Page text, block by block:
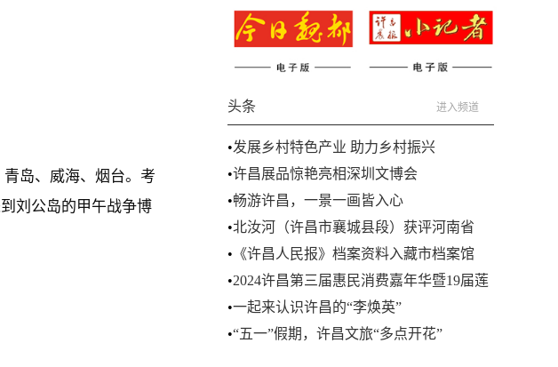
岛、威海、烟台。考
刘公岛的甲午战争博
头条 进入频道
•发展乡村特色产业 助力乡村振兴
•许昌展品惊艳亮相深圳文博会
•畅游许昌，一景一画皆入心
•北汝河（许昌市襄城县段）获评河南省
2023年度省级美丽幸福河湖
• 《许昌人民报》档案资料入藏市档案馆
•2024许昌第三届惠民消费嘉年华暨19届莲
城汽车文化节圆满“收官”
•一起来认识许昌的“李焕英”
•“五一”假期，许昌文旅“多点开花”